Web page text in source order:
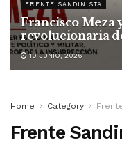
FRENTE SANDINISTA
Francisco Meza
revolucionaria
10 JUNIO, 2026
Home Category
Frente